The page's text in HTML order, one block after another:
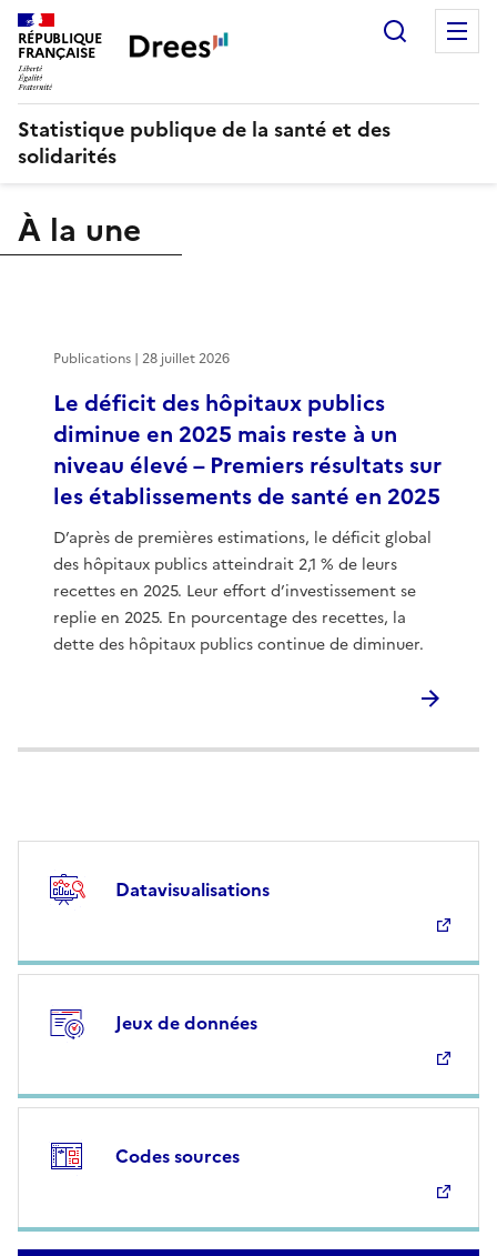
RÉPUBLIQUE
FRANÇAISE
Statistique publique de la santé et des
solidarités
À la une
Le déficit des hôpitaux publics
diminue en 2025 mais reste à un
niveau élevé – Premiers résultats sur
les établissements de santé en 2025
D’après de premières estimations, le déficit global
des hôpitaux publics atteindrait 2,1 % de leurs
recettes en 2025. Leur effort d’investissement se
replie en 2025. En pourcentage des recettes, la
dette des hôpitaux publics continue de diminuer.
Publications | 28 juillet 2026
Datavisualisations
Jeux de données
Codes sources